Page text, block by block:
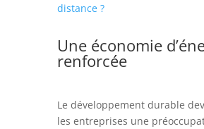
distance ?
Une économie
renforcée
Le développement durable
les entreprises une